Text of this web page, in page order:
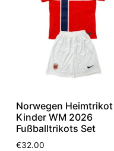
Norwegen Heimtrikot
Kinder WM 2026
Fußballtrikots Set
€32.00